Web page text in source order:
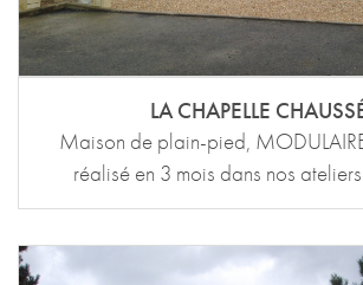
LA CHAPELLE
Maison de plain-pied,
réalisé en 3 mois dans nos